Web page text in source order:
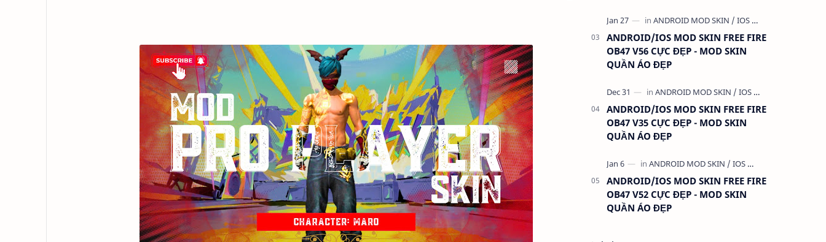
ANDROID/IOS MOD SKIN FREE FIRE
OB47 V56 CỰC ĐẸP - MOD SKIN
QUẦN ÁO ĐẸP
ANDROID/IOS MOD SKIN FREE FIRE
OB47 V35 CỰC ĐẸP - MOD SKIN
QUẦN ÁO ĐẸP
ANDROID/IOS MOD SKIN FREE FIRE
OB47 V52 CỰC ĐẸP - MOD SKIN
QUẦN ÁO ĐẸP